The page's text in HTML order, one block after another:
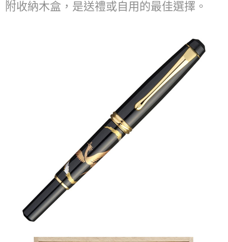
附收納木盒，是送禮或自用的最佳選擇。